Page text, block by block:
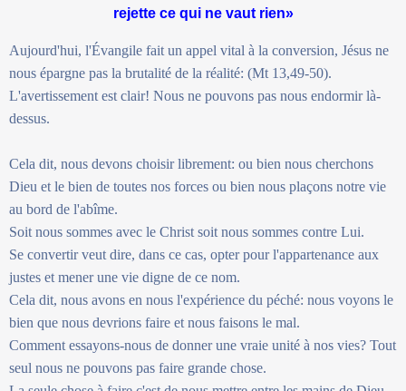
rejette ce qui ne vaut rien»
Aujourd'hui, l'Évangile fait un appel vital à la conversion, Jésus ne
nous épargne pas la brutalité de la réalité: (Mt 13,49-50).
L'avertissement est clair! Nous ne pouvons pas nous endormir là-
dessus.
Cela dit, nous devons choisir librement: ou bien nous cherchons
Dieu et le bien de toutes nos forces ou bien nous plaçons notre vie
au bord de l'abîme.
Soit nous sommes avec le Christ soit nous sommes contre Lui.
Se convertir veut dire, dans ce cas, opter pour l'appartenance aux
justes et mener une vie digne de ce nom.
Cela dit, nous avons en nous l'expérience du péché: nous voyons le
bien que nous devrions faire et nous faisons le mal.
Comment essayons-nous de donner une vraie unité à nos vies? Tout
seul nous ne pouvons pas faire grande chose.